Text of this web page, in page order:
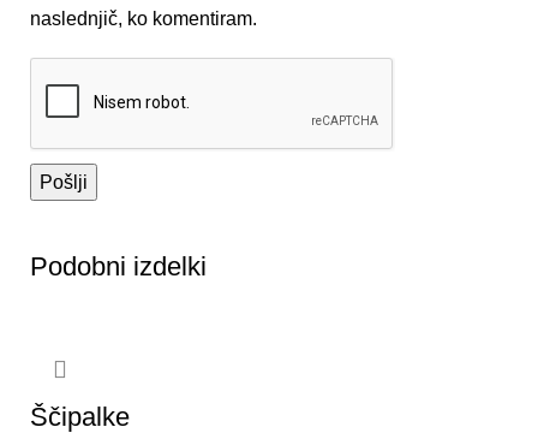
naslednjič, ko komentiram.
Podobni izdelki
Ščipalke